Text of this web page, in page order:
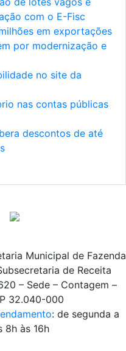
com o E-Fisc
em exportações
por modernização e
no site da
nas contas públicas
descontos de até
Municipal de Fazenda
de Receita
– Sede – Contagem –
32.040-000
: de segunda a
8h às 16h